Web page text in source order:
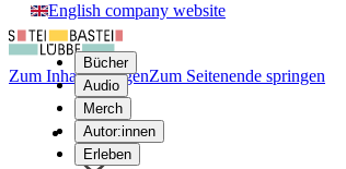
English company website
Bücher
Audio
Merch
Autor:innen
Erleben
Zum Inhalt springenZum Seitenende springen